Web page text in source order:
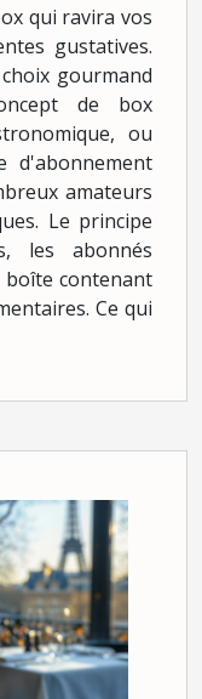
qui ravira vos
gustatives.
gourmand
de box
ou
d'abonnement
amateurs
Le principe
les abonnés
boîte contenant
Ce qui